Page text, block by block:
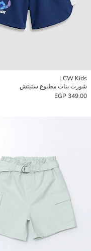
LCW Kids
شورت بنات مطبوع ستيتش
349.00 EGP